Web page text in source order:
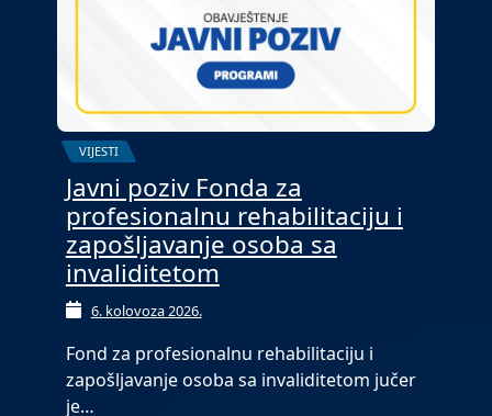
VIJESTI
Javni poziv Fonda za
profesionalnu rehabilitaciju i
zapošljavanje osoba sa
invaliditetom
6. kolovoza 2026.
Fond za profesionalnu rehabilitaciju i
zapošljavanje osoba sa invaliditetom jučer
je…